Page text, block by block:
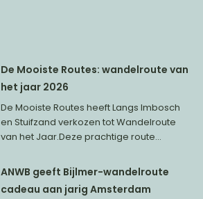
De Mooiste Routes: wandelroute van
het jaar 2026
De Mooiste Routes heeft Langs Imbosch
en Stuifzand verkozen tot Wandelroute
van het Jaar.Deze prachtige route...
ANWB geeft Bijlmer-wandelroute
cadeau aan jarig Amsterdam